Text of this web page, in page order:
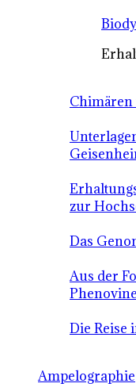
zur
Das
Aus der
Die Reise
Ampelographie